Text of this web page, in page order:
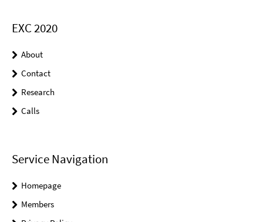
EXC 2020
About
Contact
Research
Calls
Service Navigation
Homepage
Members